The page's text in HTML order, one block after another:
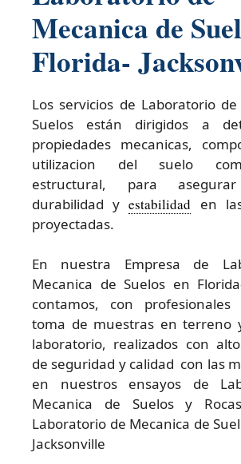
Mecanica de
Florida-
Los servicios de Laboratorio
Suelos están dirigidos a
propiedades mecanicas,
utilizacion del suelo
estructural, para
durabilidad yestabilidad en
proyectadas.
En nuestra Empresa de
Mecanica de Suelos en
contamos, con
toma de muestras en terreno
laboratorio, realizados con
de seguridad y calidad con las
en nuestros ensayos de
Mecanica de Suelos y
Laboratorio de Mecanica de
Jacksonville